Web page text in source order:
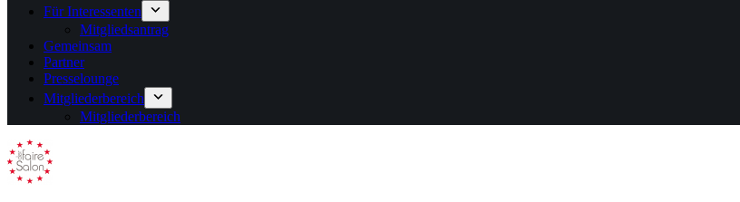
Für Interessenten
Mitgliedsantrag
Gemeinsam
Partner
Presselounge
Mitgliederbereich
Mitgliederbereich